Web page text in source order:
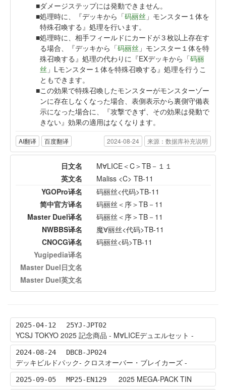
ダメージステップには発動できません。
処理時に、『デッキから「码丽丝 」モンスター１体を
特殊召喚する』処理を行います。
処理時に、相手フィールドにカードが３枚以上存在す
る場合、『デッキから「码丽丝 」モンスター１体を特
殊召喚する』処理の代わりに『EXデッキから「码丽
丝 」Lモンスター１体を特殊召喚する』処理を行うこ
ともできます。
この効果で特殊召喚したモンスターがモンスターゾー
ンに存在しなくなった場合、表側表示から裏側守備表
示になった場合に、『攻撃できず、その効果は発動で
きない』効果の適用はなくなります。
AI翻译 百度翻译 2024-08-24 来源：数据库补充说明
日文名
M∀LICE＜C＞TB－１１
英文名
Maliss <C> TB-11
YGOPro译名
码丽丝<代码>TB-11
简中官方译名
码丽丝＜序＞TB－11
Master Duel译名
码丽丝＜序＞TB－11
NWBBS译名
魔∀丽丝<代码>TB-11
CNOCG译名
码丽丝<码>TB-11
Yugipedia译名
Master Duel日文名
Master Duel英文名
2025-04-12 25YJ-JPT02
YCSJ TOKYO 2025 記念商品 - M∀LICEデュエルセット -
2024-08-24 DBCB-JP024
デッキビルドパック- クロスオーバー・ブレイカーズ -
2025-09-05 MP25-EN129 2025 MEGA-PACK TIN